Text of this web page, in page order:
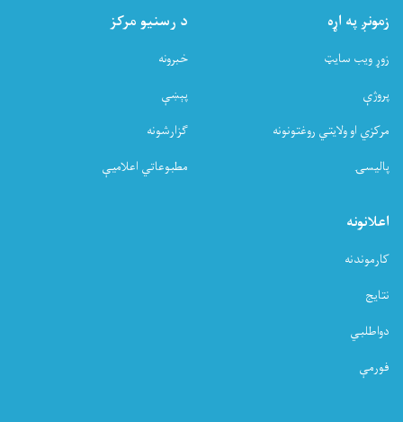
زمونږ په اړه
زوړ ویب سایټ
پروژې
مرکزي او ولایتي روغتونونه
پالیسۍ
د رسنیو مرکز
خبرونه
پېښې
ګزارشونه
مطبوعاتي اعلامیې
اعلانونه
کارموندنه
نتایج
دواطلبي
فورمې